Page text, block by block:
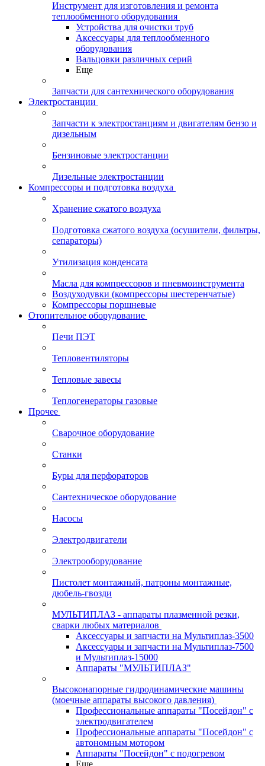
Инструмент для изготовления и ремонта
теплообменного оборудования
Устройства для очистки труб
Аксессуары для теплообменного
оборудования
Вальцовки различных серий
Еще
Запчасти для сантехнического оборудования
Электростанции
Запчасти к электростанциям и двигателям бензо и
дизельным
Бензиновые электростанции
Дизельные электростанции
Компрессоры и подготовка воздуха
Хранение сжатого воздуха
Подготовка сжатого воздуха (осушители, фильтры,
сепараторы)
Утилизация конденсата
Масла для компрессоров и пневмоинструмента
Воздуходувки (компрессоры шестеренчатые)
Компрессоры поршневые
Отопительное оборудование
Печи ПЭТ
Тепловентиляторы
Тепловые завесы
Теплогенераторы газовые
Прочее
Сварочное оборудование
Станки
Буры для перфораторов
Сантехническое оборудование
Насосы
Электродвигатели
Электрооборудование
Пистолет монтажный, патроны монтажные,
дюбель-гвозди
МУЛЬТИПЛАЗ - аппараты плазменной резки,
сварки любых материалов
Аксессуары и запчасти на Мультиплаз-3500
Аксессуары и запчасти на Мультиплаз-7500
и Мультиплаз-15000
Аппараты "МУЛЬТИПЛАЗ"
Высоконапорные гидродинамические машины
(моечные аппараты высокого давления)
Профессиональные аппараты "Посейдон" с
электродвигателем
Профессиональные аппараты "Посейдон" с
автономным мотором
Аппараты "Посейдон" с подогревом
Еще